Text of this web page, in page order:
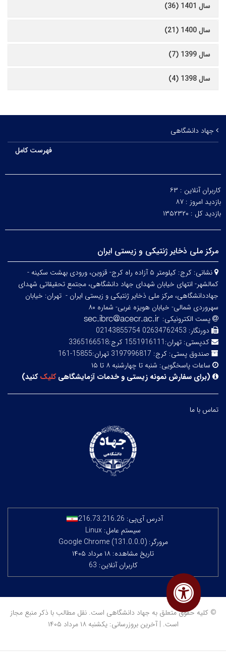
سال 1401 (36)
سال 1400 (21)
سال 1399 (7)
سال 1398 (4)
جهاد دانشگاهی
فهرست کامل
کاربران آنلاین : ۶۳
بازدید امروز : ۸۷
بازدید کل : ۱۳۵۲۳۲۰
مرکز ملی ذخایر ژنتیکی و زیستی ایران
نشانی:
کرج: کیلومتر ۵ آزاده راه کرج- قزوین، ورودی بهشت سکینه -
کمالشهر- انتهای خیابان شهدای جهاد دانشگاهی، مجتمع تحقیقاتی شهدای
جهاددانشگاهی، مرکز ملی ذخایر ژنتیکی و زیستی ایران - تهران: خیابان
سهروردی شمالی- خیابان هویزه غربی- شماره ۸۰
پست الکترونیکی:
دورنگار: 02634762453 02143855754
کدپستی: تهران:1551916111 کرج:3365166518
صندوق پستی: کرج: 3197996817 تهران:15855-161
ساعات پاسخگویی: شنبه تا چهارشنبه ۸ تا ۱۵
(برای سفارش نمونه زیستی و خدمات آزمایشگاهیکلیککنید)
تماس با ما
آدرس آی‌پی: 216.73.216.26
سیستم عامل: Linux
مرورگر: Google Chrome (131.0.0.0)
تاریخ مشاهده: ۱۸ مرداد ۱۴۰۵
کاربران آنلاین: 63
© کلیه حقوق متعلق به جهاد دانشگاهی است. نقل مطالب با ذکر منبع مجاز
است. | آخرین بروزرسانی: یکشنبه ۱۸ مرداد ۱۴۰۵